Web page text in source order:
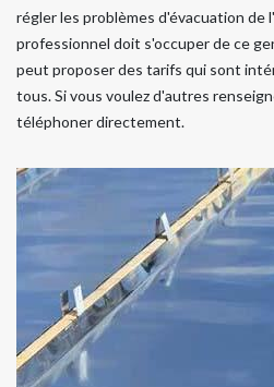
régler les problèmes d'évacuation de
professionnel doit s'occuper de ce
peut proposer des tarifs qui sont
tous. Si vous voulez d'autres
téléphoner directement.